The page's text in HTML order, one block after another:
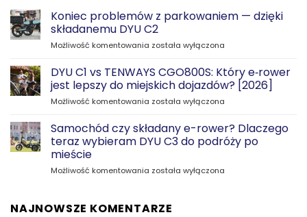
Koniec problemów z parkowaniem — dzięki
składanemu DYU C2
Możliwość komentowania Koniec
z
parkowaniem
—
dzięki
DYU
C2
została wyłączona
DYU C1 vs TENWAYS CGO800S: Który e‑rower
jest lepszy do miejskich dojazdów? [2026]
Możliwość komentowania DYU
vs
TENWAYS
CGO800S:
e‑rower
do
została wyłączona
Samochód czy składany e-rower? Dlaczego
teraz wybieram DYU C3 do podróży po
mieście
Możliwość komentowania Samochód
e-
została wyłączona
NAJNOWSZE KOMENTARZE